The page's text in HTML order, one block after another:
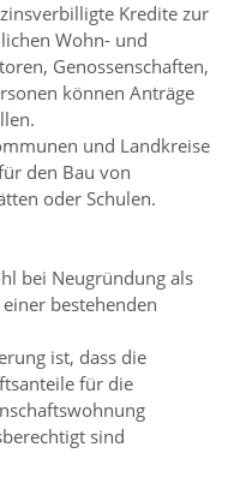
Kredite zur
Wohn- und
Genossenschaften,
können Anträge
und Landkreise
den Bau von
oder Schulen.
bei Neugründung als
bestehenden
ist, dass die
für die
sind